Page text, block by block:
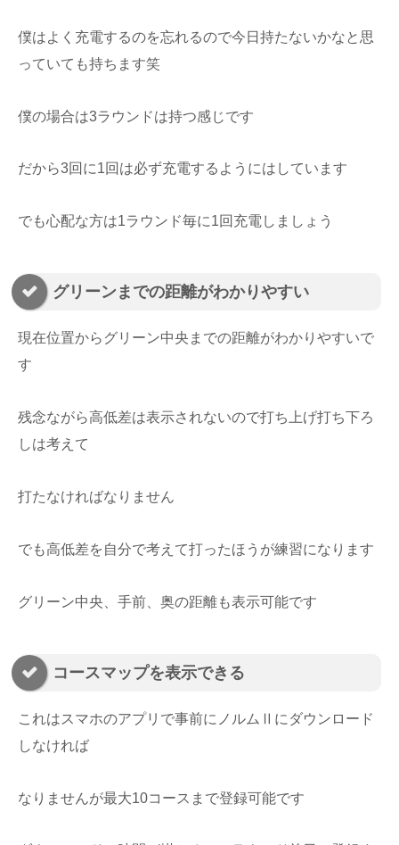
僕はよく充電するのを忘れるので今日持たないかなと思
っていても持ちます笑
僕の場合は3ラウンドは持つ感じです
だから3回に1回は必ず充電するようにはしています
でも心配な方は1ラウンド毎に1回充電しましょう
グリーンまでの距離がわかりやすい
現在位置からグリーン中央までの距離がわかりやすいで
す
残念ながら高低差は表示されないので打ち上げ打ち下ろ
しは考えて
打たなければなりません
でも高低差を自分で考えて打ったほうが練習になります
グリーン中央、手前、奥の距離も表示可能です
コースマップを表示できる
これはスマホのアプリで事前にノルムⅡにダウンロード
しなければ
なりませんが最大10コースまで登録可能です